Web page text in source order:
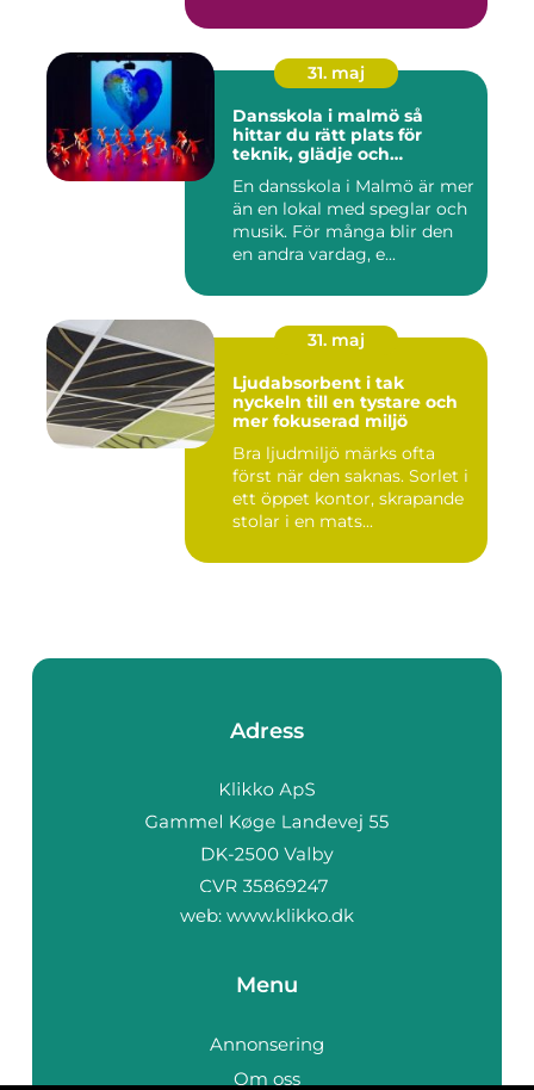
31. maj
Dansskola i malmö så
hittar du rätt plats för
teknik, glädje och
En dansskola i Malmö är mer
än en lokal med speglar och
musik. För många blir den
en andra vardag, e...
31. maj
Ljudabsorbent i tak
nyckeln till en tystare och
mer fokuserad miljö
Bra ljudmiljö märks ofta
först när den saknas. Sorlet i
ett öppet kontor, skrapande
stolar i en mats...
Adress
web: www.klikko.dk
Menu
Annonsering
Om oss